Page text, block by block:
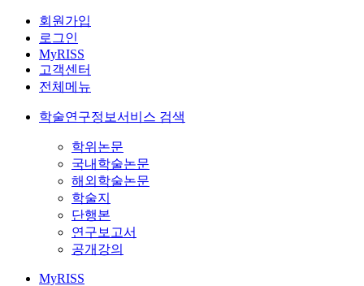
회원가입
로그인
MyRISS
고객센터
전체메뉴
학술연구정보서비스 검색
학위논문
국내학술논문
해외학술논문
학술지
단행본
연구보고서
공개강의
MyRISS